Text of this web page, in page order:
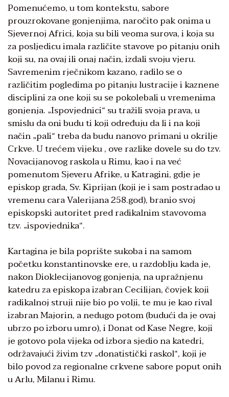
Pomenućemo, u tom kontekstu, sabore
prouzrokovane gonjenjima, naročito pak onima u
Sjevernoj Africi, koja su bili veoma surova, i koja su
za posljedicu imala različite stavove po pitanju onih
koji su, na ovaj ili onaj način, izdali svoju vjeru.
Savremenim rječnikom kazano, radilo se o
različitim pogledima po pitanju lustracije i kaznene
disciplini za one koji su se pokolebali u vremenima
gonjenja. „Ispovjednici“ su tražili svoja prava, u
smislu da oni budu ti koji određuju da li i na koji
način „pali“ treba da budu nanovo primani u okrilje
Crkve. U trećem vijeku , ove razlike dovele su do tzv.
Novacijanovog raskola u Rimu, kao i na već
pomenutom Sjeveru Afrike, u Katragini, gdje je
episkop grada, Sv. Kiprijan (koji je i sam postradao u
vremenu cara Valerijana 258.god), branio svoj
episkopski autoritet pred radikalnim stavovoma
tzv. „ispovjednika“.
Kartagina je bila poprište sukoba i na samom
početku konstantinovske ere, u razdoblju kada je,
nakon Dioklecijanovog gonjenja, na upražnjenu
katedru za episkopa izabran Cecilijan, čovjek koji
radikalnoj struji nije bio po volji, te mu je kao rival
izabran Majorin, a nedugo potom (budući da je ovaj
ubrzo po izboru umro), i Donat od Kase Negre, koji
je gotovo pola vijeka od izbora sjedio na katedri,
održavajući živim tzv „donatistički raskol“, koji je
bilo povod za regionalne crkvene sabore poput onih
u Arlu, Milanu i Rimu.